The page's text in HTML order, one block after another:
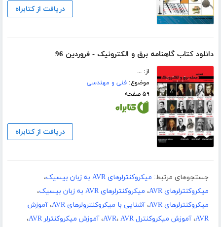
دریافت از کتابراه
دانلود کتاب گاهنامه برق و الکترونیک - فروردین 96
از: ...
موضوع:فنی و مهندسی
۵۹ صفحه
دریافت از کتابراه
جستجوهای مرتبط: میکروکنترلرهای AVR به زبان بیسیک
،
میکروکنترلرهای AVR
، میکروکنترلرهای AVR به زبان بیسیک
،
میکروکنترلرهای AVR
،آشنایی با میکروکنترولرهای AVR ،آموزش
AVR،آموزش میکروکنترل AVR ، AVR ،آموزش میکروکنترلر AVR
،